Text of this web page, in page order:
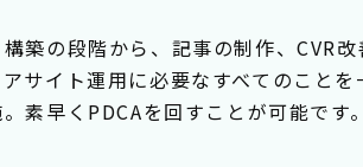
築の段階から、記事の制作、CVR改
サイト運用に必要なすべてのことを
素早くPDCAを回すことが可能です。